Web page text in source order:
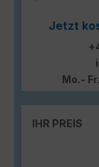
Jetzt
Mo.-
IHR PREIS